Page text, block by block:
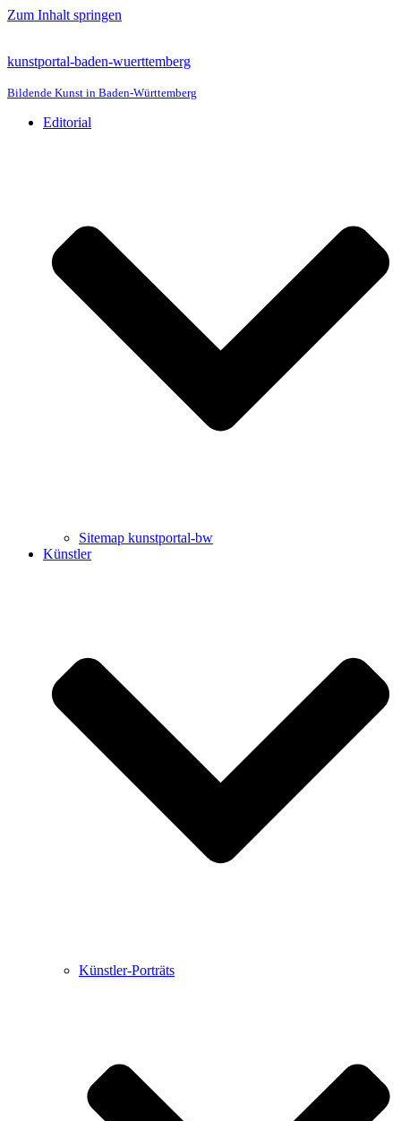
Zum Inhalt springen
kunstportal-baden-wuerttemberg
Bildende Kunst in Baden-Württemberg
Editorial
Sitemap kunstportal-bw
Künstler
Künstler-Porträts